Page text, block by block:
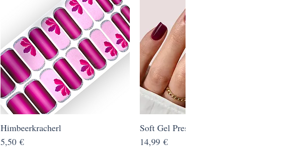
Schnellansicht
Himbeerkracherl
Preis
5,50 €
Schnellansicht
Soft Gel Press on Nail Satin Merlot
Preis
14,99 €